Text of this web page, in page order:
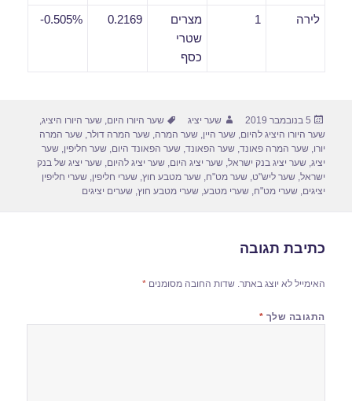
לירה 1
מצרים
שטרי
כסף
0.2169
0.505%-
פורסם
בתאריך
5 בנובמבר 2019 מחבר
שער יציג תגיות
שער היורו היום,שער היורו היציג,
שער היורו היציג להיום,שער היין,שער המרה,שער המרה דולר,שער המרה
יורו,שער המרה פאונד,שער הפאונד,שער הפאונד היום,שער חליפין,שער
יציג,שער יציג בנק ישראל,שער יציג היום,שער יציג להיום,שער יציג של בנק
ישראל,שער ליש"ט,שער מט"ח,שער מטבע חוץ,שערי חליפין,שערי חליפין
יציגים,שערי מט"ח,שערי מטבע,שערי מטבע חוץ,שערים יציגים
כתיבת תגובה
האימייל לא יוצג באתר. שדות החובה מסומנים*
התגובה שלך *